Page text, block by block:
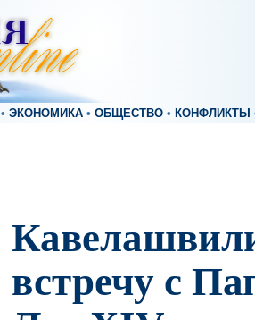
• ЭКОНОМИКА • ОБЩЕСТВО • КОНФЛИКТЫ
встречу с